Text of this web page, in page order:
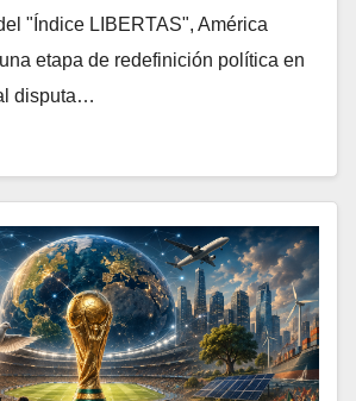
"Índice LIBERTAS", América
etapa de redefinición política en
disputa…